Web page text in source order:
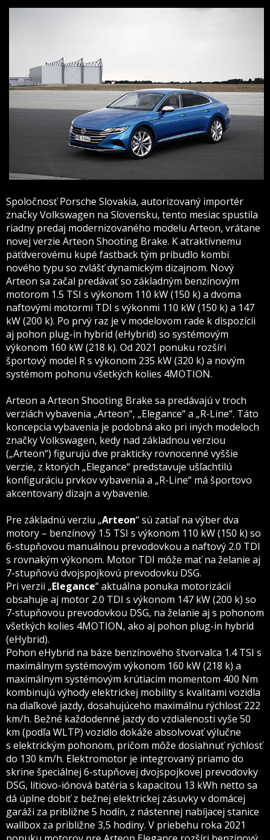
Spoločnosť Porsche Slovakia, autorizovaný importér
značky Volkswagen na Slovensku, tento mesiac spustila
riadny predaj modernizovaného modelu Arteon, vrátane
novej verzie Arteon Shooting Brake. K atraktívnemu
päťdverovému kupé fastback tým pribudlo kombi
nového typu so zvlášť dynamickým dizajnom. Nový
Arteon sa začal predávať so základným benzínovým
motorom 1.5 TSI s výkonom 110 kW (150 k) a dvoma
naftovými motormi TDI s výkonmi 110 kW (150 k) a 147
kW (200 k). Po prvý raz je v modelovom rade k dispozícii
aj pohon plug-in hybrid (eHybrid) so systémovým
výkonom 160 kW (218 k). Od 2021 ponuku rozšíri
športový model R s výkonom 235 kW (320 k) a novým
systémom pohonu všetkých kolies 4MOTION.
Arteon a Arteon Shooting Brake sa predávajú v troch
verziách vybavenia „Arteon“, „Elegance“ a „R-Line“. Táto
koncepcia vybavenia je podobná ako pri iných modeloch
značky Volkswagen, kedy nad základnou verziou
(„Arteon“) figurujú dve prakticky rovnocenné vyššie
verzie, z ktorých „Elegance“ predstavuje ušľachtilú
konfiguráciu prvkov vybavenia a „R-Line“ má športovo
akcentovaný dizajn a vybavenie.
Pre základnú verziu „Arteon“ sú zatiaľ na výber dva
motory – benzínový 1.5 TSI s výkonom 110 kW (150 k) so
6-stupňovou manuálnou prevodovkou a naftový 2.0 TDI
s rovnakým výkonom. Motor TDI môže mať na želanie aj
7-stupňovú dvojspojkovú prevodovku DSG.
Pri verzii „Elegance“ aktuálna ponuka motorizácií
obsahuje aj motor 2.0 TDI s výkonom 147 kW (200 k) so
7-stupňovou prevodovkou DSG, na želanie aj s pohonom
všetkých kolies 4MOTION, ako aj pohon plug-in hybrid
(eHybrid).
Pohon eHybrid na báze benzínového štvorvalca 1.4 TSI s
maximálnym systémovým výkonom 160 kW (218 k) a
maximálnym systémovým krútiacim momentom 400 Nm
kombinujú výhody elektrickej mobility s kvalitami vozidla
na diaľkové jazdy, dosahujúceho maximálnu rýchlosť 222
km/h. Bežné každodenné jazdy do vzdialenosti vyše 50
km (podľa WLTP) vozidlo dokáže absolvovať výlučne
s elektrickým pohonom, pričom môže dosiahnuť rýchlosť
do 130 km/h. Elektromotor je integrovaný priamo do
skrine špeciálnej 6-stupňovej dvojspojkovej prevodovky
DSG, lítiovo-iónová batéria s kapacitou 13 kWh netto sa
dá úplne dobiť z bežnej elektrickej zásuvky v domácej
garáži za približne 5 hodín, z nástennej nabíjacej stanice
wallbox za približne 3,5 hodiny. V priebehu roka 2021